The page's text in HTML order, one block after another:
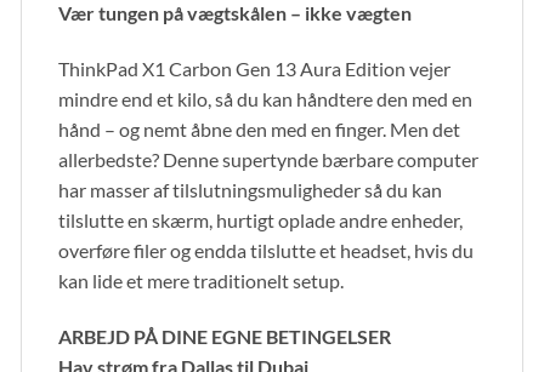
Vær tungen på vægtskålen – ikke vægten
ThinkPad X1 Carbon Gen 13 Aura Edition vejer
mindre end et kilo, så du kan håndtere den med en
hånd – og nemt åbne den med en finger. Men det
allerbedste? Denne supertynde bærbare computer
har masser af tilslutningsmuligheder så du kan
tilslutte en skærm, hurtigt oplade andre enheder,
overføre filer og endda tilslutte et headset, hvis du
kan lide et mere traditionelt setup.
ARBEJD PÅ DINE EGNE BETINGELSER
Hav strøm fra Dallas til Dubai